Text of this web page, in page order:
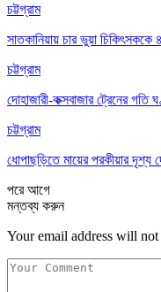
চট্টগ্রাম
সাতকানিয়ায় চার ভুয়া চিকিৎসককে
চট্টগ্রাম
দোহাজারী-কক্সবাজার ট্রেনের গতি
চট্টগ্রাম
ধোপাছড়িতে মায়ের পরকীয়ার দৃশ্য
পরেআগে
মন্তব্য করুন
Your email address will not